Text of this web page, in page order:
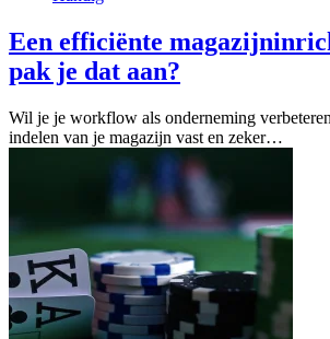
Een efficiënte
pak je dat aan?
Wil je je workflow als onderneming
indelen van je magazijn vast en zeker…